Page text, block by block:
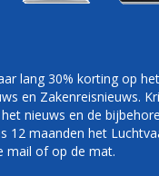
SPN
lang 30% korting op
en Zakenreisnieuws.
nieuws en de
12 maanden het
mail of op de mat.